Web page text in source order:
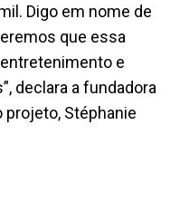
Digo em nome de
que essa
e
declara a fundadora
projeto, Stéphanie